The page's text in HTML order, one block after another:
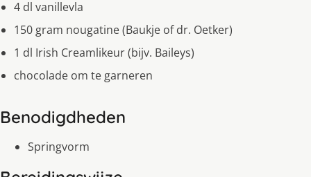
4 dl vanillevla
150 gram nougatine (Baukje of dr. Oetker)
1 dl Irish Creamlikeur (bijv. Baileys)
chocolade om te garneren
Benodigdheden
Springvorm